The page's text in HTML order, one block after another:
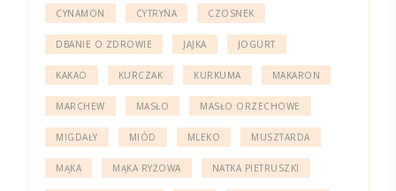
CYNAMON CYTRYNA CZOSNEK
DBANIE O ZDROWIE JAJKA JOGURT
KAKAO KURCZAK KURKUMA MAKARON
MARCHEW MASŁO MASŁO ORZECHOWE
MIGDAŁY MIÓD MLEKO MUSZTARDA
MĄKA MĄKA RYŻOWA NATKA PIETRUSZKI